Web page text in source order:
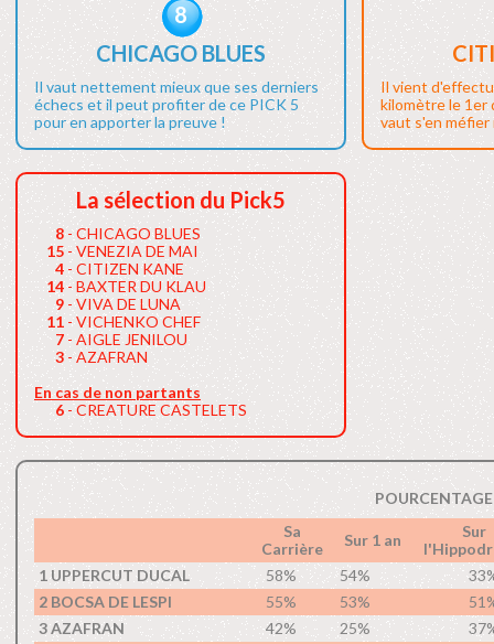
8
CHICAGO BLUES
Il vaut nettement mieux que ses derniers
échecs et il peut profiter de ce PICK 5
pour en apporter la preuve !
Il vient
kilomètre le 1er
vaut s'en méfier
La sélection du Pick5
8- CHICAGO BLUES
15- VENEZIA DE MAI
4- CITIZEN KANE
14- BAXTER DU KLAU
9- VIVA DE LUNA
11- VICHENKO CHEF
7- AIGLE JENILOU
3- AZAFRAN
En cas de non partants
6- CREATURE CASTELETS
Sa
Carrière
Sur 1 an
Sur
1 UPPERCUT DUCAL
58% 54%
2 BOCSA DE LESPI
55% 53%
3 AZAFRAN
42% 25%